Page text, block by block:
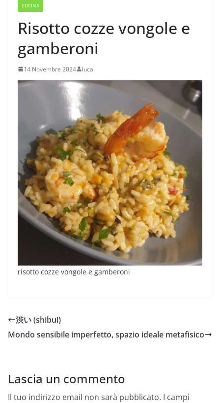
CUCINA
Risotto cozze vongole e
gamberoni
14 Novembre 2024 luca
risotto cozze vongole e gamberoni
渋い (shibui)
Mondo sensibile imperfetto, spazio ideale metafisico
Lascia un commento
Il tuo indirizzo email non sarà pubblicato. I campi